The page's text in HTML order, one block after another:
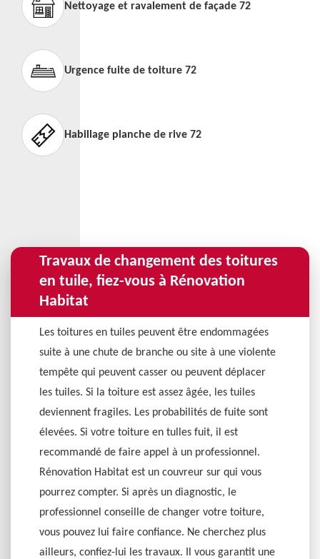
Nettoyage et ravalement de façade 72
Urgence fuite de toiture 72
Habillage planche de rive 72
Travaux de changement des toitures
en tuile, fiez-vous à Rénovation
Habitat
Les toitures en tuiles peuvent être endommagées
suite à une chute de branche ou site à une violente
tempête qui peuvent casser ou peuvent déplacer
les tuiles. Si la toiture est assez âgée, les tuiles
deviennent fragiles. Les probabilités de fuite sont
élevées. Si votre toiture en tulles fuit, il est
recommandé de faire appel à un professionnel.
Rénovation Habitat est un couvreur sur qui vous
pourrez compter. Si après un diagnostic, le
professionnel conseille de changer votre toiture,
vous pouvez lui faire confiance. Ne cherchez plus
ailleurs, confiez-lui les travaux. Il vous garantit une